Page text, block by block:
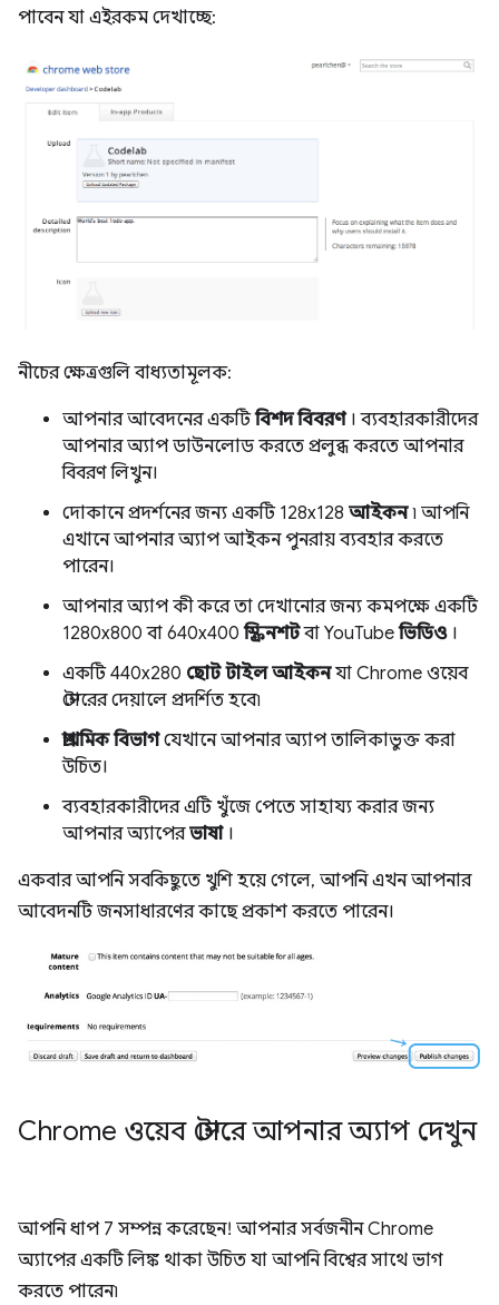
পাবেন যা এইরকম দেখাচ্ছে:
নীচের ক্ষেত্রগুলি বাধ্যতামূলক:
আপনার আবেদনের একটিবিশদ বিবরণ। ব্যবহারকারীদের
আপনার অ্যাপ ডাউনলোড করতে প্রলুব্ধ করতে আপনার
বিবরণ লিখুন।
দোকানে প্রদর্শনের জন্য একটি 128x128 আইকন৷ আপনি
এখানে আপনার অ্যাপ আইকন পুনরায় ব্যবহার করতে
পারেন।
আপনার অ্যাপ কী করে তা দেখানোর জন্য কমপক্ষে একটি
1280x800 বা 640x400স্ক্রিনশটবা YouTubeভিডিও।
একটি 440x280 ছোট টাইল আইকনযা Chrome ওয়েব
স্টোরের দেয়ালে প্রদর্শিত হবে৷
প্রাথমিক বিভাগযেখানে আপনার অ্যাপ তালিকাভুক্ত করা
উচিত।
ব্যবহারকারীদের এটি খুঁজে পেতে সাহায্য করার জন্য
আপনার অ্যাপেরভাষা।
একবার আপনি সবকিছুতে খুশি হয়ে গেলে, আপনি এখন আপনার
আবেদনটি জনসাধারণের কাছে প্রকাশ করতে পারেন।
Chrome ওয়েব স্টোরে আপনার অ্যাপ দেখুন
আপনি ধাপ 7 সম্পন্ন করেছেন! আপনার সর্বজনীন Chrome
অ্যাপের একটি লিঙ্ক থাকা উচিত যা আপনি বিশ্বের সাথে ভাগ
করতে পারেন৷